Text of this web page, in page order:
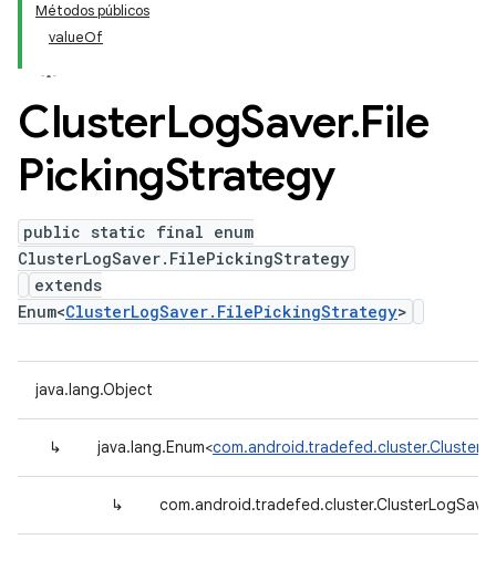
Métodos públicos
valueOf
ClusterLogSaver.File
PickingStrategy
public static final enum
ClusterLogSaver.FilePickingStrategy
extends
Enum<ClusterLogSaver.FilePickingStrategy>
java.lang.Object
↳ java.lang.Enum<
↳